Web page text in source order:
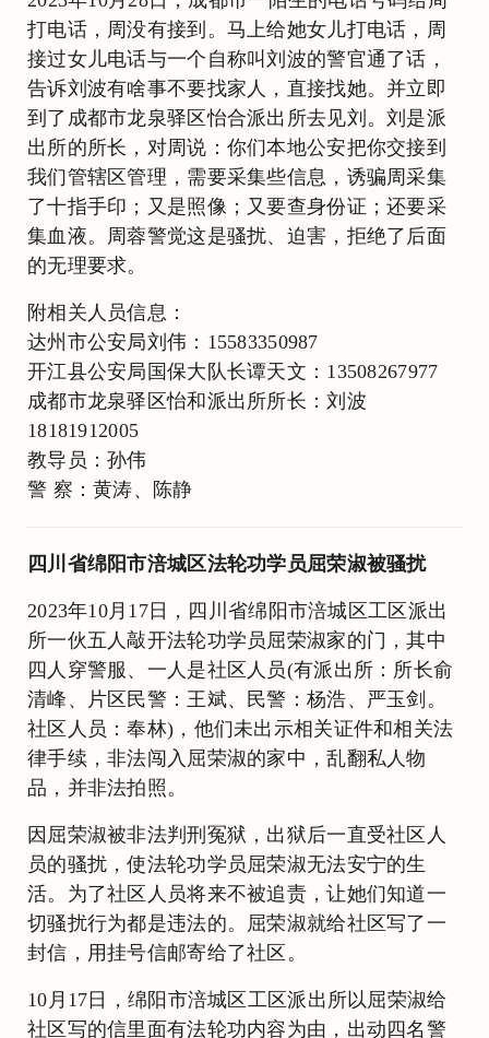
打电话，周没有接到。马上给她女儿打电话，周
接过女儿电话与一个自称叫刘波的警官通了话，
告诉刘波有啥事不要找家人，直接找她。并立即
到了成都市龙泉驿区怡合派出所去见刘。刘是派
出所的所长，对周说：你们本地公安把你交接到
我们管辖区管理，需要采集些信息，诱骗周采集
了十指手印；又是照像；又要查身份证；还要采
集血液。周蓉警觉这是骚扰、迫害，拒绝了后面
的无理要求。
附相关人员信息：
达州市公安局刘伟：15583350987
开江县公安局国保大队长谭天文：13508267977
成都市龙泉驿区怡和派出所所长：刘波
18181912005
教导员：孙伟
警 察：黄涛、陈静
四川省绵阳市涪城区法轮功学员屈荣淑被骚扰
2023年10月17日，四川省绵阳市涪城区工区派出
所一伙五人敲开法轮功学员屈荣淑家的门，其中
四人穿警服、一人是社区人员(有派出所：所长俞
清峰、片区民警：王斌、民警：杨浩、严玉剑。
社区人员：奉林)，他们未出示相关证件和相关法
律手续，非法闯入屈荣淑的家中，乱翻私人物
品，并非法拍照。
因屈荣淑被非法判刑冤狱，出狱后一直受社区人
员的骚扰，使法轮功学员屈荣淑无法安宁的生
活。为了社区人员将来不被追责，让她们知道一
切骚扰行为都是违法的。屈荣淑就给社区写了一
封信，用挂号信邮寄给了社区。
10月17日，绵阳市涪城区工区派出所以屈荣淑给
社区写的信里面有法轮功内容为由，出动四名警